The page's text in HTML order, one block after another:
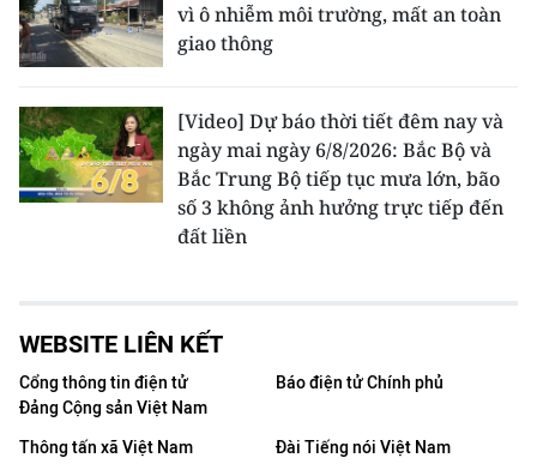
vì ô nhiễm môi trường, mất an toàn
giao thông
[Video] Dự báo thời tiết đêm nay và
ngày mai ngày 6/8/2026: Bắc Bộ và
Bắc Trung Bộ tiếp tục mưa lớn, bão
số 3 không ảnh hưởng trực tiếp đến
đất liền
WEBSITE LIÊN KẾT
Cổng thông tin điện tử
Đảng Cộng sản Việt Nam
Báo điện tử Chính phủ
Thông tấn xã Việt Nam
Đài Tiếng nói Việt Nam